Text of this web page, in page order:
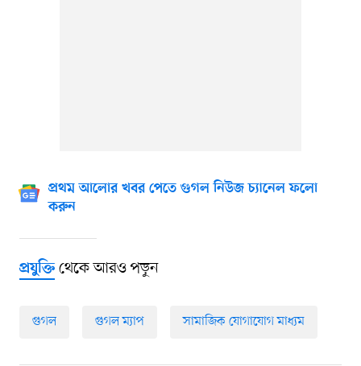
প্রথম আলোর খবর পেতে গুগল নিউজ চ্যানেল ফলো
করুন
প্রযুক্তিথেকে আরও পড়ুন
গুগল গুগল ম্যাপ সামাজিক যোগাযোগ মাধ্যম